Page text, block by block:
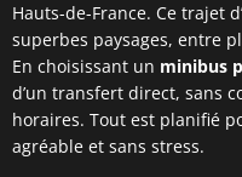
Hauts-de-France. Ce trajet
superbes paysages, entre
En choisissant un minibus
d’un transfert direct, sans
horaires. Tout est planifié
agréable et sans stress.